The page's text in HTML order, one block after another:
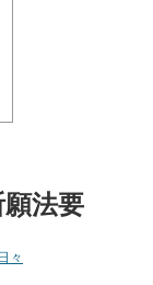
法要
々